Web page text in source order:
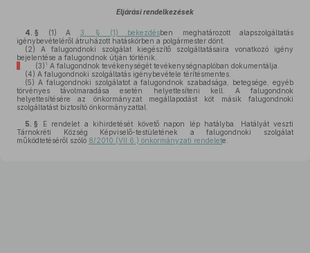
Eljárási rendelkezések
4. § (1) A 3. § (1) bekezdésben meghatározott alapszolgáltatás
igénybevételéről átruházott hatáskörben a polgármester dönt.
(2) A falugondnoki szolgálat kiegészítő szolgáltatásaira vonatkozó igény
bejelentése a falugondnok útján történik.
(3) 1 A falugondnok tevékenységét tevékenységnaplóban dokumentálja.
(4) A falugondnoki szolgáltatás igénybevétele térítésmentes.
(5) A falugondnoki szolgálatot a falugondnok szabadsága, betegsége, egyéb
törvényes távolmaradása esetén helyettesíteni kell. A falugondnok
helyettesítésére az önkormányzat megállapodást köt másik falugondnoki
szolgáltatást biztosító önkormányzattal.
5. § E rendelet a kihirdetését követő napon lép hatályba. Hatályát veszti
Tárnokréti Község Képviselő-testületének a falugondnoki szolgálat
működtetéséről szóló 8/2010.(VII.6.) önkormányzati rendelete.